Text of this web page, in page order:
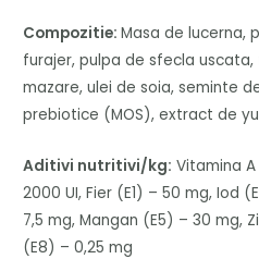
Compozitie:Masa de lucerna,
furajer, pulpa de sfecla
mazare, ulei de soia, seminte
prebiotice (MOS), extract de
Aditivi nutritivi/kg: Vitamina
2000 UI, Fier (E1) – 50 mg, Iod
7,5 mg, Mangan (E5) – 30 mg,
(E8) – 0,25 mg